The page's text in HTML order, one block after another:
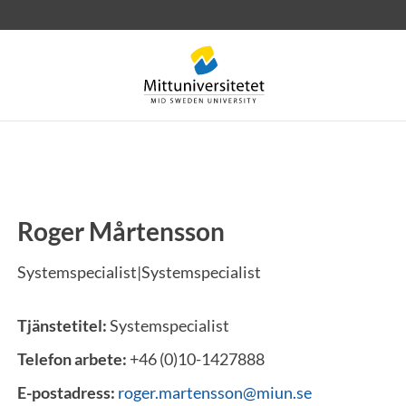
Personal Lediga jobb
Roger Mårtensson
Systemspecialist|Systemspecialist
Tjänstetitel:Systemspecialist
Telefon arbete: +46 (0)10-1427888
E-postadress: roger.martensson@miun.se